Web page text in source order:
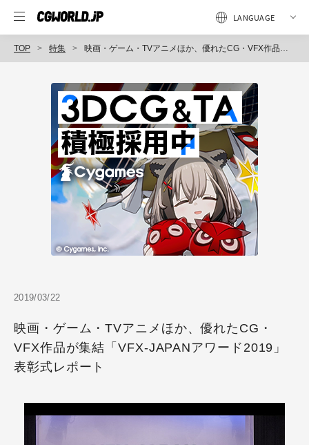
TOP 特集 映画・ゲーム・TVアニメほか、優れたCG・VFX作品が集結「VFX-JAPANアワード2019」表彰式レポート
2019/03/22
映画・ゲーム・TVアニメほか、優れたCG・
VFX作品が集結「VFX-JAPANアワード2019」
表彰式レポート